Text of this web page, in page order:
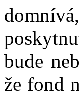
bude
že fond